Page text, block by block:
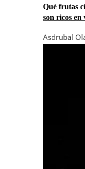
Qué frutas
son ricos en
Asdrubal